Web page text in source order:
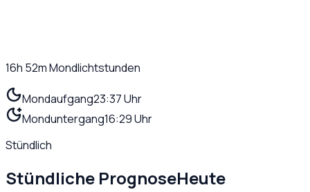
16h 52mMondlichtstunden
Mondaufgang23:37 Uhr
Monduntergang16:29 Uhr
Stündlich
Stündliche PrognoseHeute